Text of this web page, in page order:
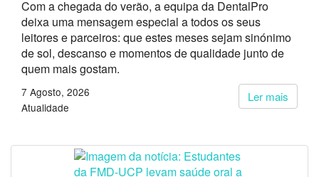
Com a chegada do verão, a equipa da DentalPro
deixa uma mensagem especial a todos os seus
leitores e parceiros: que estes meses sejam sinónimo
de sol, descanso e momentos de qualidade junto de
quem mais gostam.
Ler mais
7 Agosto, 2026
Atualidade